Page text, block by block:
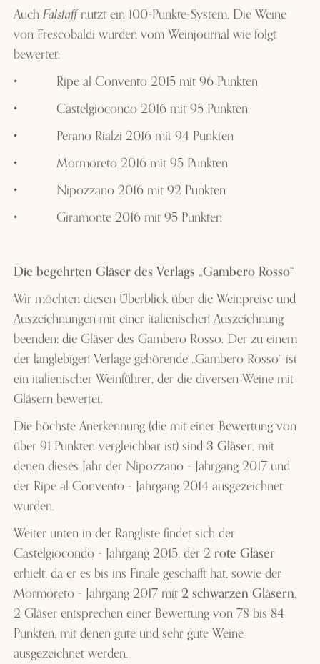
AuchFalstaffnutzt ein 100-Punkte-System. Die Weine
von Frescobaldi wurden vom Weinjournal wie folgt
bewertet:
• Ripe al Convento 2015 mit 96 Punkten
•Castelgiocondo 2016 mit 95 Punkten
• Perano Rialzi 2016 mit 94 Punkten
•Mormoreto 2016 mit 95 Punkten
• Nipozzano 2016 mit 92 Punkten
•Giramonte 2016 mit 95 Punkten
Die begehrten Gläser des Verlags „Gambero Rosso“
Wir möchten diesen Überblick über die Weinpreise und
Auszeichnungen mit einer italienischen Auszeichnung
beenden: die Gläser des Gambero Rosso. Der zu einem
der langlebigen Verlage gehörende „Gambero Rosso“ ist
ein italienischer Weinführer, der die diversen Weine mit
Gläsern bewertet.
Die höchste Anerkennung (die mit einer Bewertung von
über 91 Punkten vergleichbar ist) sind 3 Gläser, mit
denen dieses Jahr der Nipozzano - Jahrgang 2017 und
der Ripe al Convento - Jahrgang 2014 ausgezeichnet
wurden.
Weiter unten in der Rangliste findet sich der
Castelgiocondo - Jahrgang 2015, der 2 rote Gläser
erhielt, da er es bis ins Finale geschafft hat, sowie der
Mormoreto - Jahrgang 2017 mit2 schwarzen Gläsern.
2 Gläser entsprechen einer Bewertung von 78 bis 84
Punkten, mit denen gute und sehr gute Weine
ausgezeichnet werden.